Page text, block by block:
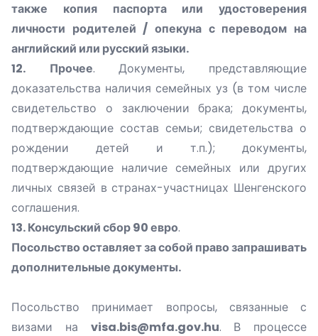
также копия паспорта или удостоверения
личности родителей / опекуна с переводом на
английский или русский языки.
12.
Прочее. Документы, представляющие
доказательства наличия семейных уз (в том числе
свидетельство о заключении брака; документы,
подтверждающие состав семьи; свидетельства о
рождении детей и т.п.); документы,
подтверждающие наличие семейных или других
личных связей в странах-участницах Шенгенского
соглашения.
13. Консульский сбор 90 евро.
Посольство оставляет за собой право запрашивать
дополнительные документы.
Посольство принимает вопросы, связанные с
визами на visa.bis@mfa.gov.hu. В процессе